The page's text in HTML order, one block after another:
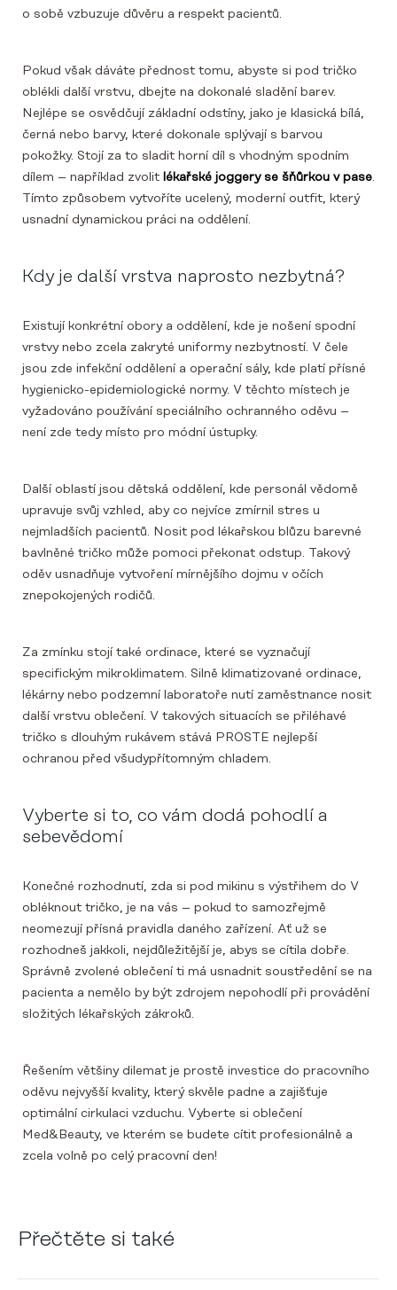
o sobě vzbuzuje důvěru a respekt pacientů.
Pokud však dáváte přednost tomu, abyste si pod tričko
oblékli další vrstvu, dbejte na dokonalé sladění barev.
Nejlépe se osvědčují základní odstíny, jako je klasická bílá,
černá nebo barvy, které dokonale splývají s barvou
pokožky. Stojí za to sladit horní díl s vhodným spodním
dílem – například zvolit lékařské joggery se šňůrkou v pase.
Tímto způsobem vytvoříte ucelený, moderní outfit, který
usnadní dynamickou práci na oddělení.
Kdy je další vrstva naprosto nezbytná?
Existují konkrétní obory a oddělení, kde je nošení spodní
vrstvy nebo zcela zakryté uniformy nezbytností. V čele
jsou zde infekční oddělení a operační sály, kde platí přísné
hygienicko-epidemiologické normy. V těchto místech je
vyžadováno používání speciálního ochranného oděvu –
není zde tedy místo pro módní ústupky.
Další oblastí jsou dětská oddělení, kde personál vědomě
upravuje svůj vzhled, aby co nejvíce zmírnil stres u
nejmladších pacientů. Nosit pod lékařskou blůzu barevné
bavlněné tričko může pomoci překonat odstup. Takový
oděv usnadňuje vytvoření mírnějšího dojmu v očích
znepokojených rodičů.
Za zmínku stojí také ordinace, které se vyznačují
specifickým mikroklimatem. Silně klimatizované ordinace,
lékárny nebo podzemní laboratoře nutí zaměstnance nosit
další vrstvu oblečení. V takových situacích se přiléhavé
tričko s dlouhým rukávem stává PROSTE nejlepší
ochranou před všudypřítomným chladem.
Vyberte si to, co vám dodá pohodlí a
sebevědomí
Konečné rozhodnutí, zda si pod mikinu s výstřihem do V
obléknout tričko, je na vás – pokud to samozřejmě
neomezují přísná pravidla daného zařízení. Ať už se
rozhodneš jakkoli, nejdůležitější je, abys se cítila dobře.
Správně zvolené oblečení ti má usnadnit soustředění se na
pacienta a nemělo by být zdrojem nepohodlí při provádění
složitých lékařských zákroků.
Řešením většiny dilemat je prostě investice do pracovního
oděvu nejvyšší kvality, který skvěle padne a zajišťuje
optimální cirkulaci vzduchu. Vyberte si oblečení
Med&Beauty, ve kterém se budete cítit profesionálně a
zcela volně po celý pracovní den!
Přečtěte si také